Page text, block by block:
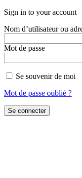
Sign in to your account
Nom d’utilisateur ou
Mot de passe
Se souvenir de moi
Mot de passe oublié ?